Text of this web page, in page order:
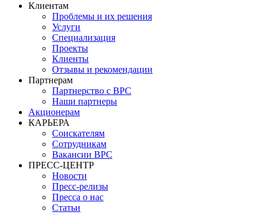
Клиентам
Проблемы и их решения
Услуги
Специализация
Проекты
Клиенты
Отзывы и рекомендации
Партнерам
Партнерство с BPC
Наши партнеры
Акционерам
КАРЬЕРА
Соискателям
Сотрудникам
Вакансии BPC
ПРЕСС-ЦЕНТР
Новости
Пресс-релизы
Пресса о нас
Статьи